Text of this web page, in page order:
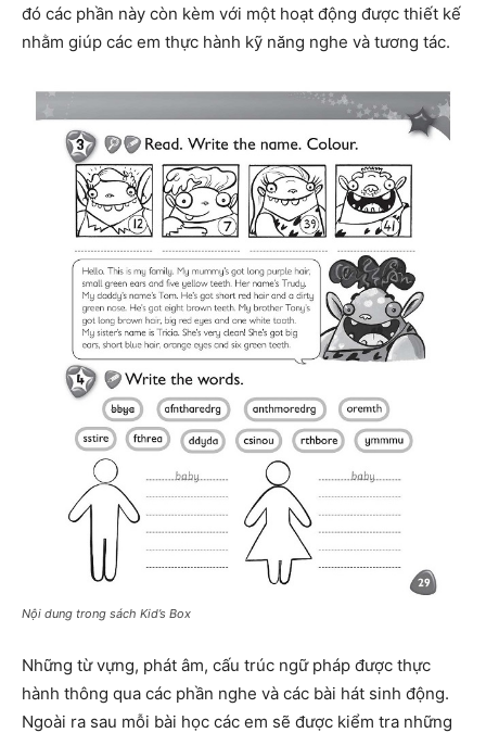
đó các phần này còn kèm với một hoạt động được thiết kế
nhằm giúp các em thực hành kỹ năng nghe và tương tác.
Nội dung trong sách Kid’s Box
Những từ vựng, phát âm, cấu trúc ngữ pháp được thực
hành thông qua các phần nghe và các bài hát sinh động.
Ngoài ra sau mỗi bài học các em sẽ được kiểm tra những